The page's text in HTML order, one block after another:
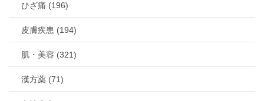
ひざ痛 (196)
皮膚疾患 (194)
肌・美容 (321)
漢方薬 (71)